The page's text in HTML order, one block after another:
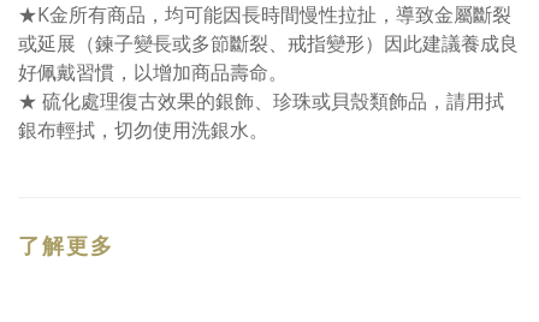
★K金所有商品，均可能因長時間慢性拉扯，導致金屬斷裂
或延展（鍊子變長或多節斷裂、戒指變形）因此建議養成良
好佩戴習慣，以增加商品壽命。
★ 硫化處理復古效果的銀飾、珍珠或貝殼類飾品，請用拭
銀布輕拭，切勿使用洗銀水。
了解更多